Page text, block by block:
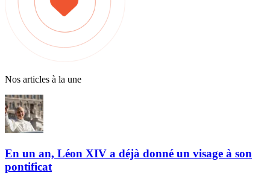
Nos articles à la une
En un an, Léon XIV a déjà donné un visage à son
pontificat